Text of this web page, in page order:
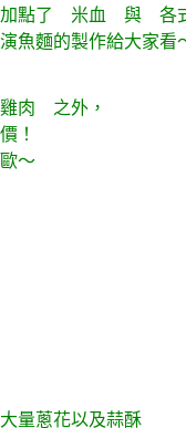
加點了 米血 與 各
魚麵的製作給大家看
肉 之外，
！
～
量蔥花以及蒜酥